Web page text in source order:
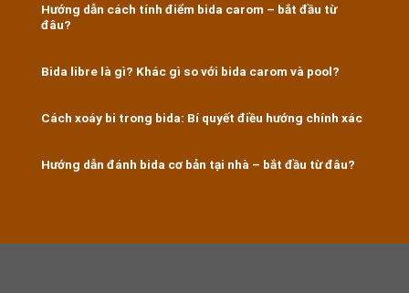
Hướng dẫn cách tính điểm bida carom – bắt đầu từ
đâu?
Bida libre là gì? Khác gì so với bida carom và pool?
Cách xoáy bi trong bida: Bí quyết điều hướng chính xác
Hướng dẫn đánh bida cơ bản tại nhà – bắt đầu từ đâu?